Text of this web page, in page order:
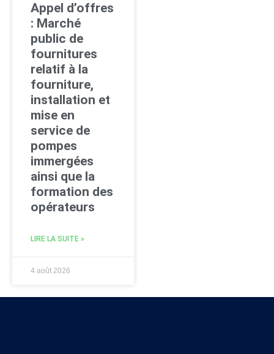
Appel d’offres
: Marché
public de
fournitures
relatif à la
fourniture,
installation et
mise en
service de
pompes
immergées
ainsi que la
formation des
opérateurs
LIRE LA SUITE »
4 août 2026